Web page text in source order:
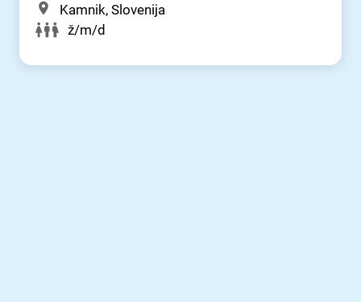
Kamnik, Slovenija
ž/m/d